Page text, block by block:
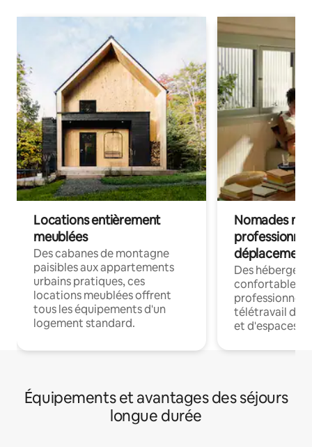
Locations entièrement
meublées
Des cabanes de montagne
paisibles aux appartements
urbains pratiques, ces
locations meublées offrent
tous les équipements d'un
logement standard.
Nomades
déplacement
Des
confortables
professionnels
télétravail
et d'espaces
Équipements et avantages des séjours
longue durée